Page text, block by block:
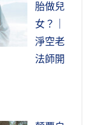
胎做兒
女？｜
淨空老
法師開